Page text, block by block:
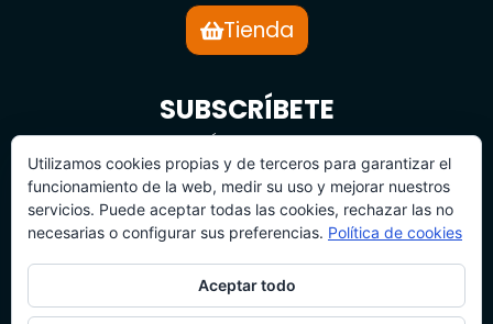
Tienda
SUBSCRÍBETE
BOLETÍN DE NOTICIAS
SUBSCRÍBETE
Utilizamos cookies propias y de terceros para garantizar el
funcionamiento de la web, medir su uso y mejorar nuestros
servicios. Puede aceptar todas las cookies, rechazar las no
necesarias o configurar sus preferencias. Política de cookies
Aceptar todo